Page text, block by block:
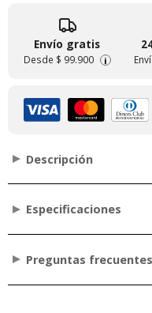
Envío gratis
Desde $ 99.900 i
Descripción
Especificaciones
Preguntas frecuentes